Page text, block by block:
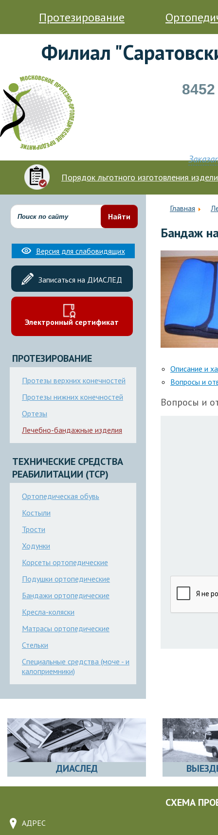
Протезирование
Филиал
8452
Порядок льготного изготовления
Главная
Бандаж
Описание и
Вопросы и
Вопросы и
Найти
Версия для слабовидящих
Записаться на ДИАСЛЕД
Электронный сертификат
ПРОТЕЗИРОВАНИЕ
Протезы верхних конечностей
Протезы нижних конечностей
Ортезы
Лечебно-бандажные изделия
ТЕХНИЧЕСКИЕ СРЕДСТВА
РЕАБИЛИТАЦИИ (ТСР)
Ортопедическая обувь
Костыли
Трости
Ходунки
Корсеты ортопедические
Подушки ортопедические
Бандажи ортопедические
Кресла-коляски
Матрасы ортопедические
Стельки
Специальные средства (моче - и
калоприемники)
ДИАСЛЕД
АДРЕС
СХЕМА